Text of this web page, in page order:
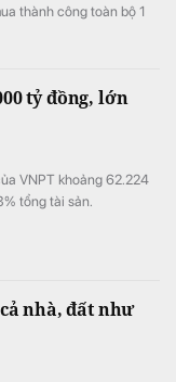
thành công toàn bộ 1
tỷ đồng, lớn
VNPT khoảng 62.224
tổng tài sản.
nhà, đất như